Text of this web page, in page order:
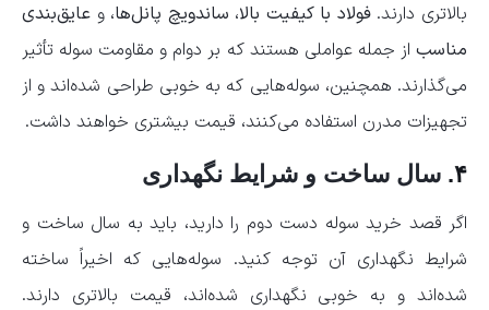
بالاتری دارند.فولاد با کیفیت بالا، ساندویچ پانل‌ها، و عایق‌بندی
مناسب از جمله عواملی هستند که بر دوام و مقاومت سوله تأثیر
می‌گذارند. همچنین، سوله‌هایی که به خوبی طراحی شده‌اند و از
تجهیزات مدرن استفاده می‌کنند، قیمت بیشتری خواهند داشت.
۴. سال ساخت و شرایط نگهداری
اگر قصد خرید سوله دست دوم را دارید، باید به سال ساخت و
شرایط نگهداری آن توجه کنید. سوله‌هایی که اخیراً ساخته
شده‌اند و به خوبی نگهداری شده‌اند، قیمت بالاتری دارند.